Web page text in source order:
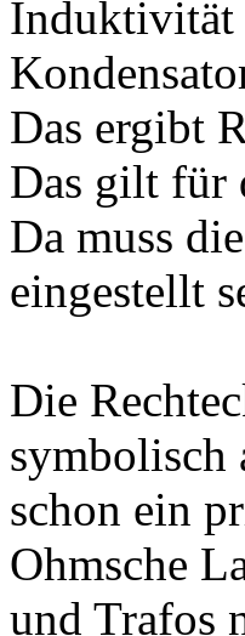
Induktivität
Das ergibt
Das gilt für
Da muss
eingestellt
Die
symbolisch
schon ein
Ohmsche
und Trafos